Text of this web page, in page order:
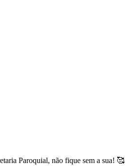
Paroquial, não fique sem a sua! 🥰